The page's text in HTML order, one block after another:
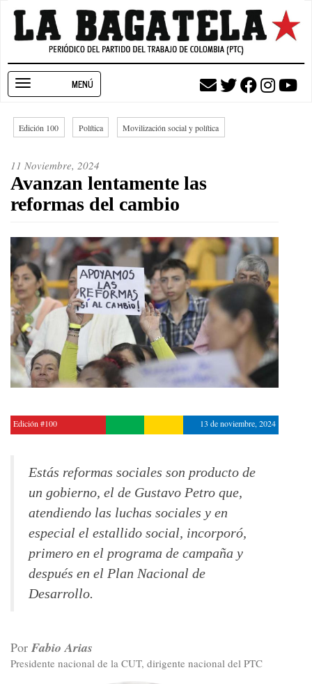
Pasar
contenido
navigation
Edición 100 Política Movilización social y política
11 Noviembre, 2024
Avanzan lentamente las
reformas del cambio
Edición #100 13 de noviembre, 2024
Estás reformas sociales son producto de
un gobierno, el de Gustavo Petro que,
atendiendo las luchas sociales y en
especial el estallido social, incorporó,
primero en el programa de campaña y
después en el Plan Nacional de
Desarrollo.
Por Fabio Arias
Presidente nacional de la CUT, dirigente nacional del PTC